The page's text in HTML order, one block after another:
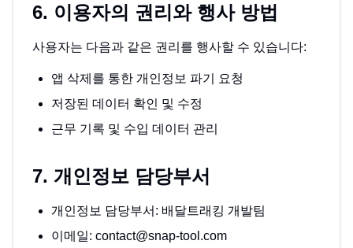
6. 이용자의 권리와 행사 방법
사용자는 다음과 같은 권리를 행사할 수 있습니다:
앱 삭제를 통한 개인정보 파기 요청
저장된 데이터 확인 및 수정
근무 기록 및 수입 데이터 관리
7. 개인정보 담당부서
개인정보 담당부서: 배달트래킹 개발팀
이메일: contact@snap-tool.com